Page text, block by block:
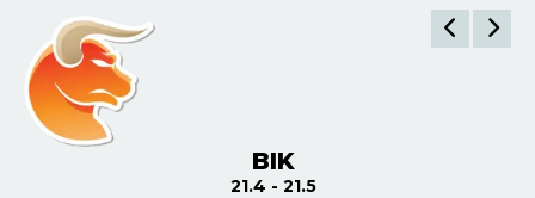
BIK
21.4 - 21.5